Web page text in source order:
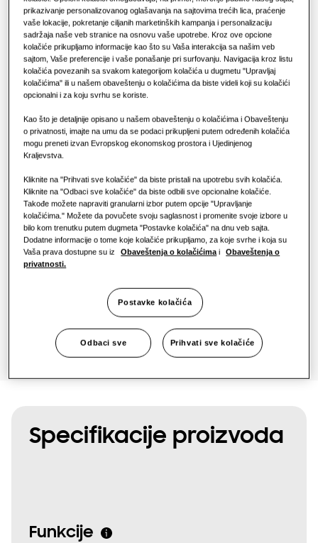
Hoteli
Maloprodaja
Restoran
Kancelarija
One Samsung
Rješenja za klimatizaciju
Kontrole
Hero proizvodi
KAPACITET: 22.4KW
DVM S Water vanjska jedinica
AM080MXWANR/EU
Dostupni kapacitet
22.4KW
84.0KW
Dostupna snaga
3 Faze
Pronađite instalatera
Specifikacije proizvoda
Funkcije
prikazivanje personalizovanog oglašavanja na sajtovima trećih lica, praćenje
vaše lokacije, pokretanje ciljanih marketinških kampanja i personalizaciju
sadržaja naše veb stranice na osnovu vaše upotrebe. Kroz ove opcione
kolačiće prikupljamo informacije kao što su Vaša interakcija sa našim veb
sajtom, Vaše preferencije i vaše ponašanje pri surfovanju. Navigacija kroz listu
kolačića povezanih sa svakom kategorijom kolačića u dugmetu "Upravljaj
kolačićima" ili u našem obaveštenju o kolačićima da biste videli koji su kolačići
opcionalni i za koju svrhu se koriste.
Kao što je detaljnije opisano u našem obaveštenju o kolačićima i Obaveštenju
o privatnosti, imajte na umu da se podaci prikupljeni putem određenih kolačića
mogu preneti izvan Evropskog ekonomskog prostora i Ujedinjenog
Kraljevstva.
Kliknite na "Prihvati sve kolačiće" da biste pristali na upotrebu svih kolačića.
Kliknite na "Odbaci sve kolačiće" da biste odbili sve opcionalne kolačiće.
Takođe možete napraviti granularni izbor putem opcije "Upravljanje
kolačićima." Možete da povučete svoju saglasnost i promenite svoje izbore u
bilo kom trenutku putem dugmeta "Postavke kolačića" na dnu veb sajta.
Dodatne informacije o tome koje kolačiće prikupljamo, za koje svrhe i koja su
Vaša prava dostupne su iz
Obaveštenja o kolačićima i
Obaveštenja o
privatnosti.
Postavke kolačića
Odbaci sve Prihvati sve kolačiće